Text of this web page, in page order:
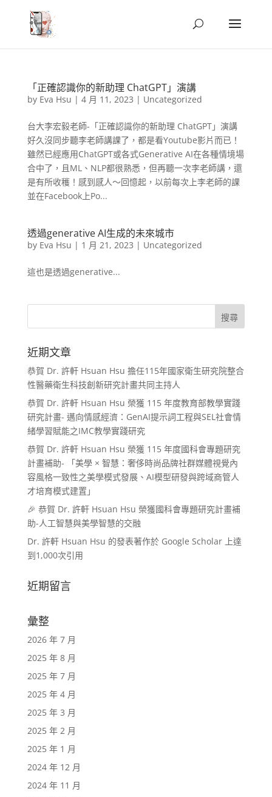
「正確認識你的新助理 ChatGPT」演講
by Eva Hsu | 4 月 11, 2023 | Uncategorized
台大李宏毅老師-「正確認識你的新助理 ChatGPT」演講
好久沒同步聽李老師講課了，都是看Youtube影片而已！
雖然已經應用ChatGPT或各式Generative AI在各種情境場
合中了，且ML、NLP都很熟悉，但再聽一次李老師講，還
是有所收穫！感到感人～回憶起，以前每次上李老師的課
並在Facebook上Po...
透過generative AI生成的未來城市
by Eva Hsu | 1 月 21, 2023 | Uncategorized
這也是透過generative...
近期文章
恭賀 Dr. 許軒 Hsuan Hsu 擔任115年國家衛生研究院整合
性醫藥衛生科技創新研究計畫共同主持人
恭賀 Dr. 許軒 Hsuan Hsu 榮獲 115 年度教育部教學實踐
研究計畫- 邁向情感經濟：GenAI提示詞工程與SEL社會情
緒學習賦能之IMC教學實踐研究
恭賀 Dr. 許軒 Hsuan Hsu 榮獲 115 年度國科會專題研究
計畫補助- 「美學 × 智慧：奢侈時尚品牌社群媒體視覺內
容風格一致性之美學模式發展、AI模型研發與跨域商管人
才培育模式建置」
🎉 恭賀 Dr. 許軒 Hsuan Hsu 榮獲國科會專題研究計畫補
助-人工智慧與美學智慧的交融
Dr. 許軒 Hsuan Hsu 的發表著作於 Google Scholar 上達
到1,000次引用
近期留言
彙整
2026 年 7 月
2025 年 8 月
2025 年 7 月
2025 年 4 月
2025 年 3 月
2025 年 2 月
2025 年 1 月
2024 年 12 月
2024 年 11 月